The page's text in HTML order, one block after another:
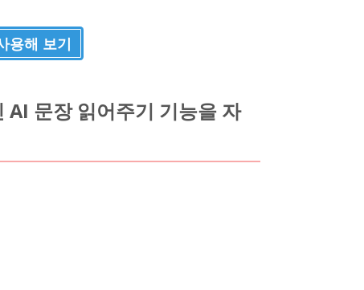
용해 보기
문장 읽어주기 기능을 자